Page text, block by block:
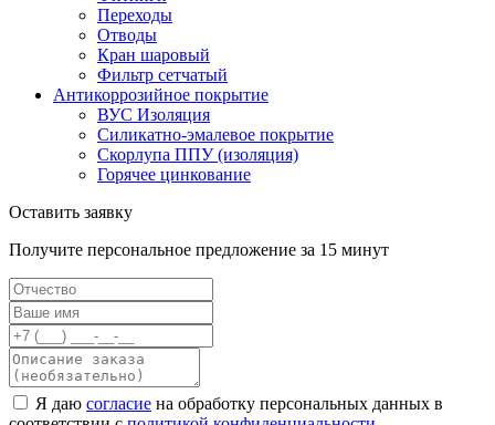
Переходы
Отводы
Кран шаровый
Фильтр сетчатый
Антикоррозийное покрытие
ВУС Изоляция
Силикатно-эмалевое покрытие
Скорлупа ППУ (изоляция)
Горячее цинкование
Оставить заявку
Получите персональное предложение за 15 минут
Я даю согласие на обработку персональных данных в